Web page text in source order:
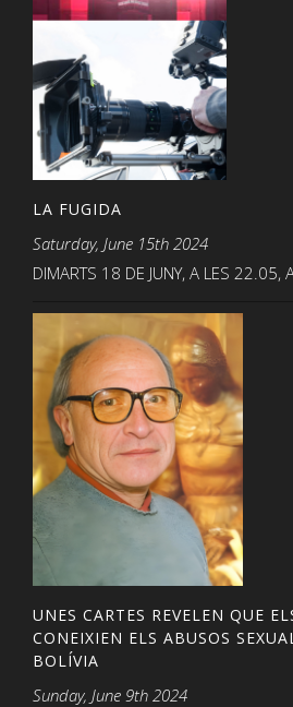
LA FUGIDA
Saturday, June 15th 2024
DIMARTS 18 DE JUNY, A LES 22.05,
UNES CARTES REVELEN QUE
CONEIXIEN ELS ABUSOS
BOLÍVIA
Sunday, June 9th 2024